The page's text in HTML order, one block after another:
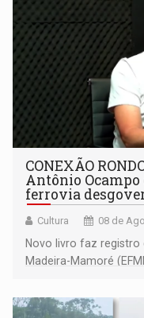
CONEXÃO
Antônio
ferrovia
Cultura 08 de
Novo livro faz registro
Madeira-Mamoré